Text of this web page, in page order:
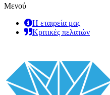
Μενού
Η εταιρεία μας
Κριτικές πελατών